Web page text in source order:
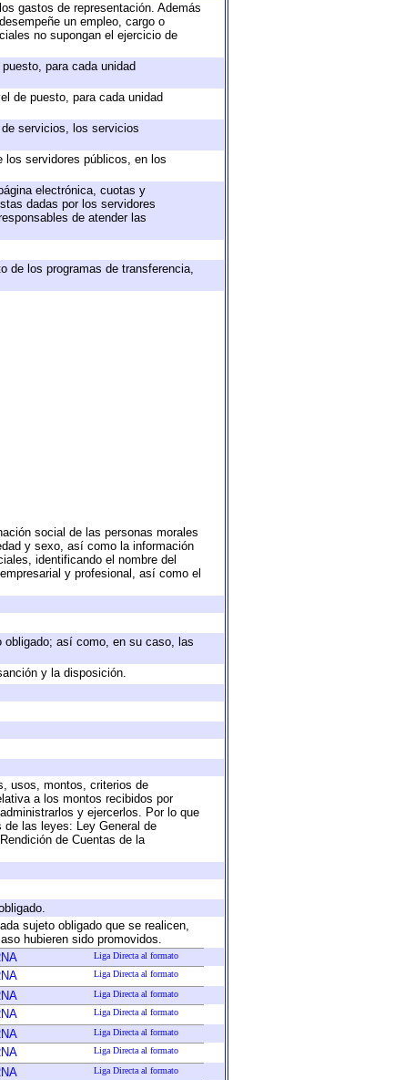
gastos de representación. Además
un empleo, cargo o
no supongan el ejercicio de
para cada unidad
de puesto, para cada unidad
servicios, los servicios
los servidores públicos, en los
electrónica, cuotas y
dadas por los servidores
de atender las
de los programas de transferencia,
social de las personas morales
y sexo, así como la información
identificando el nombre del
y profesional, así como el
obligado; así como, en su caso, las
y la disposición.
usos, montos, criterios de
a los montos recibidos por
y ejercerlos. Por lo que
las leyes: Ley General de
de Cuentas de la
sujeto obligado que se realicen,
hubieren sido promovidos.
Liga Directa al formato
Liga Directa al formato
Liga Directa al formato
Liga Directa al formato
Liga Directa al formato
Liga Directa al formato
Liga Directa al formato